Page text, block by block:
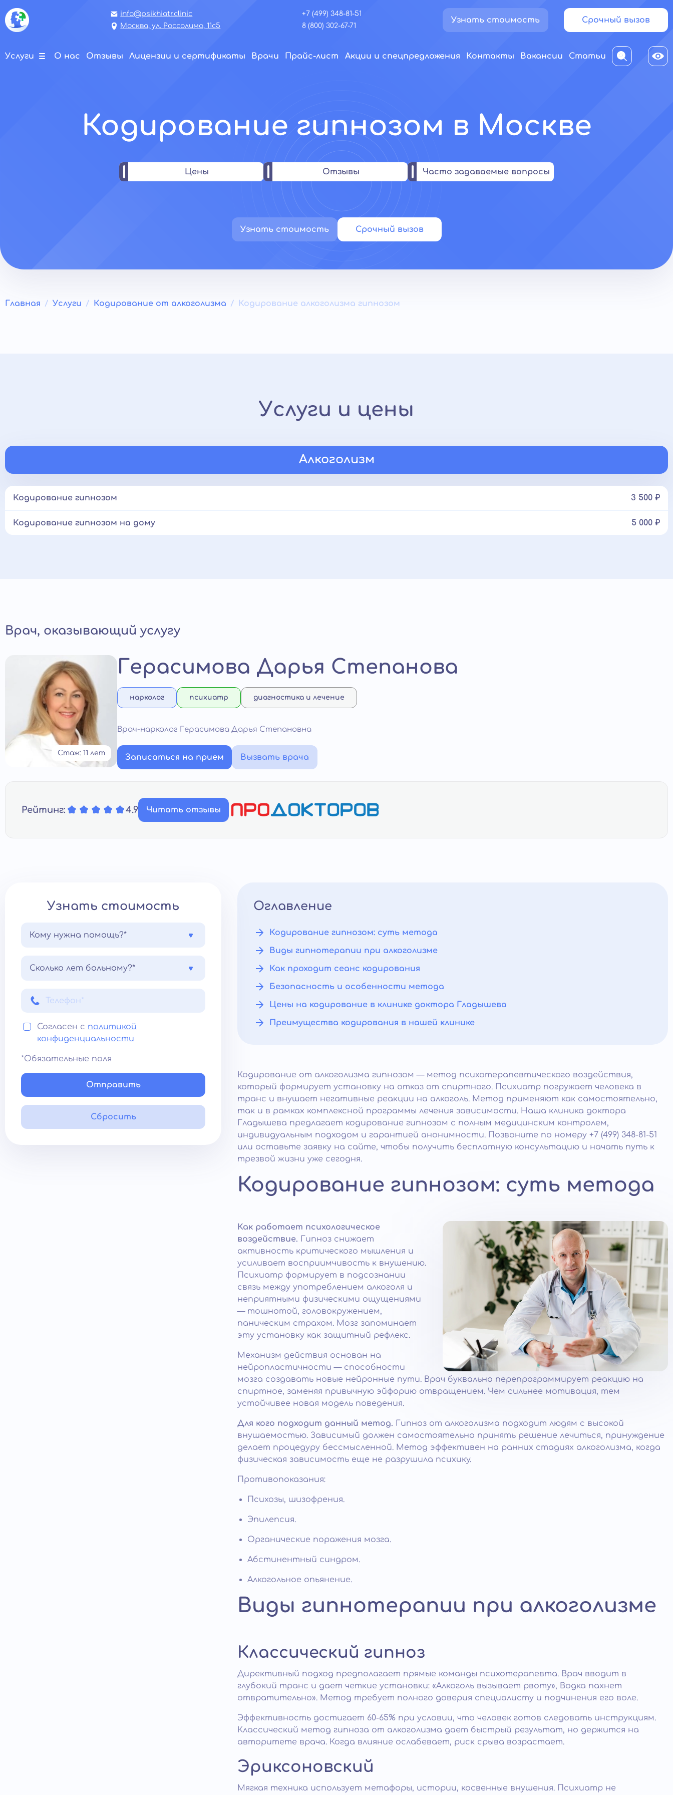
info@psikhiatr.clinic
Москва, ул. Россолимо, 11с5
+7 (499) 348-81-51
8 (800) 302-67-71
Узнать стоимость Срочный вызов
Услуги О нас Отзывы Лицензии и сертификаты Врачи Прайс-лист Акции и спецпредложения Контакты Вакансии Статьи
Кодирование гипнозом в Москве
Цены Отзывы Часто задаваемые вопросы
Узнать стоимость Срочный вызов
Главная Услуги Кодирование от алкоголизма Кодирование алкоголизма гипнозом
Услуги и цены
Алкоголизм
Кодирование гипнозом 3 500 ₽
Кодирование гипнозом на дому 5 000 ₽
Врач, оказывающий услугу
Стаж: 11 лет
Герасимова Дарья Степанова
нарколог психиатр диагностика и лечение
Врач-нарколог Герасимова Дарья Степановна
Записаться на прием Вызвать врача
Рейтинг: 4.9 Читать отзывы
Узнать стоимость
Кому нужна помощь?*
Сколько лет больному?*
Согласен с политикой
конфиденциальности
*Обязательные поля
Отправить
Сбросить
Оглавление
Кодирование гипнозом: суть метода
Виды гипнотерапии при алкоголизме
Как проходит сеанс кодирования
Безопасность и особенности метода
Цены на кодирование в клинике доктора Гладышева
Преимущества кодирования в нашей клинике
Кодирование от алкоголизма гипнозом — метод психотерапевтического воздействия,
который формирует установку на отказ от спиртного. Психиатр погружает человека в
транс и внушает негативные реакции на алкоголь. Метод применяют как самостоятельно,
так и в рамках комплексной программы лечения зависимости. Наша клиника доктора
Гладышева предлагает кодирование гипнозом с полным медицинским контролем,
индивидуальным подходом и гарантией анонимности. Позвоните по номеру +7 (499) 348-81-51
или оставьте заявку на сайте, чтобы получить бесплатную консультацию и начать путь к
трезвой жизни уже сегодня.
Кодирование гипнозом: суть метода
Как работает психологическое
воздействие. Гипноз снижает
активность критического мышления и
усиливает восприимчивость к внушению.
Психиатр формирует в подсознании
связь между употреблением алкоголя и
неприятными физическими ощущениями
— тошнотой, головокружением,
паническим страхом. Мозг запоминает
эту установку как защитный рефлекс.
Механизм действия основан на
нейропластичности — способности
мозга создавать новые нейронные пути. Врач буквально перепрограммирует реакцию на
спиртное, заменяя привычную эйфорию отвращением. Чем сильнее мотивация, тем
устойчивее новая модель поведения.
Для кого подходит данный метод. Гипноз от алкоголизма подходит людям с высокой
внушаемостью. Зависимый должен самостоятельно принять решение лечиться, принуждение
делает процедуру бессмысленной. Метод эффективен на ранних стадиях алкоголизма, когда
физическая зависимость еще не разрушила психику.
Противопоказания:
Психозы, шизофрения.
Эпилепсия.
Органические поражения мозга.
Абстинентный синдром.
Алкогольное опьянение.
Виды гипнотерапии при алкоголизме
Классический гипноз
Директивный подход предполагает прямые команды психотерапевта. Врач вводит в
глубокий транс и дает четкие установки: «Алкоголь вызывает рвоту», Водка пахнет
отвратительно». Метод требует полного доверия специалисту и подчинения его воле.
Эффективность достигает 60-65% при условии, что человек готов следовать инструкциям.
Классический метод гипноза от алкоголизма дает быстрый результат, но держится на
авторитете врача. Когда влияние ослабевает, риск срыва возрастает.
Эриксоновский
Мягкая техника использует метафоры, истории, косвенные внушения. Психиатр не